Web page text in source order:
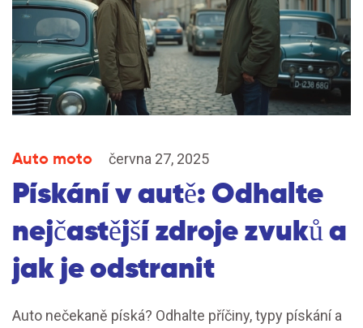
Auto moto června 27, 2025
Pískání v autě: Odhalte
nejčastější zdroje zvuků a
jak je odstranit
Auto nečekaně píská? Odhalte příčiny, typy pískání a